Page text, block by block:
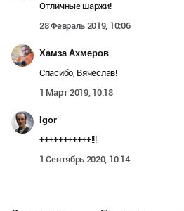
Отличные шаржи!
28 Февраль 2019, 10:06
Хамза Ахмеров
Спасибо, Вячеслав!
1 Март 2019, 10:18
Igor
+++++++++++!!!
1 Сентябрь 2020, 10:14